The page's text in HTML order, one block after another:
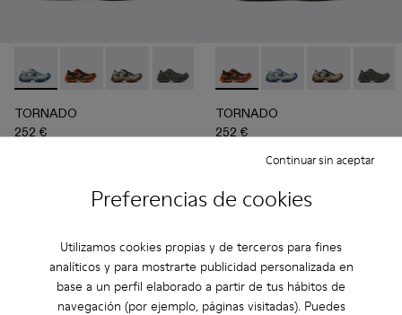
Preferencias de cookies
Utilizamos cookies propias y de terceros para fines
analíticos y para mostrarte publicidad personalizada en
base a un perfil elaborado a partir de tus hábitos de
navegación (por ejemplo, páginas visitadas). Puedes
Continuar sin aceptar
TORNADO - A500043-008 - Multicolor
TORNADO - A500043-009 - Multicolor
TORNADO - A500043-007 - Multicolor
TORNADO - A500043-006 - Grey
TORNADO - A500043-002 -
TORNADO - A500043-
TORNADO
252 €
TORNADO - A500043-009
TORNADO -TORNADO -
TORNADO
252 €